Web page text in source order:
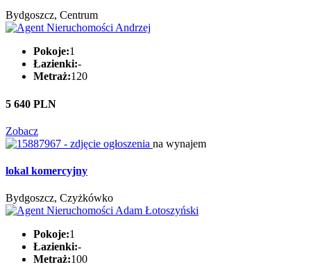
Bydgoszcz, Centrum
Pokoje:1
Łazienki:-
Metraż:120
5 640 PLN
Zobacz
na wynajem
lokal komercyjny
Bydgoszcz, Czyżkówko
Pokoje:1
Łazienki:-
Metraż:100